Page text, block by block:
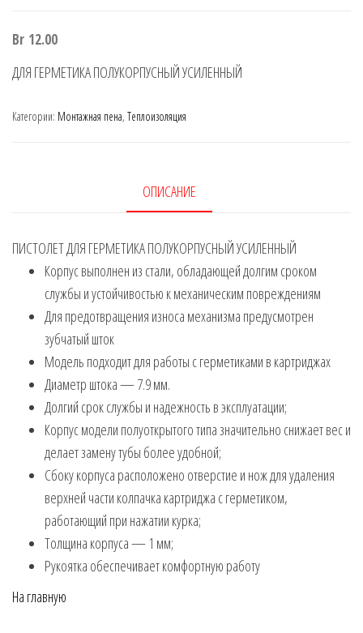
Br 12.00
ДЛЯ ГЕРМЕТИКА ПОЛУКОРПУСНЫЙ УСИЛЕННЫЙ
Категории: Монтажная пена, Теплоизоляция
ОПИСАНИЕ
ПИСТОЛЕТ ДЛЯ ГЕРМЕТИКА ПОЛУКОРПУСНЫЙ УСИЛЕННЫЙ
Корпус выполнен из стали, обладающей долгим сроком
службы и устойчивостью к механическим повреждениям
Для предотвращения износа механизма предусмотрен
зубчатый шток
Модель подходит для работы с герметиками в картриджах
Диаметр штока — 7.9 мм.
Долгий срок службы и надежность в эксплуатации;
Корпус модели полуоткрытого типа значительно снижает вес и
делает замену тубы более удобной;
Сбоку корпуса расположено отверстие и нож для удаления
верхней части колпачка картриджа с герметиком,
работающий при нажатии курка;
Толщина корпуса — 1 мм;
Рукоятка обеспечивает комфортную работу
На главную